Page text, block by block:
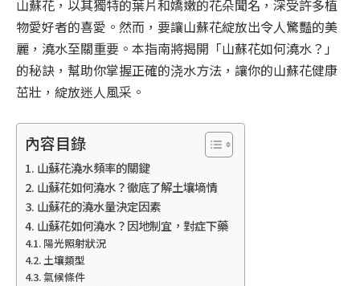
山蘇花，以其獨特的葉片和嬌嫩的花朵聞名，深受許多植
物愛好者的喜愛。然而，要讓山蘇花綻放出令人驚豔的美
麗，澆水至關重要。本指南將揭開「山蘇花如何澆水？」
的秘訣，幫助你掌握正確的浇水方法，讓你的山蘇花健康
茁壯，綻放迷人風采。
內容目錄
山蘇花澆水頻率的關鍵
山蘇花如何澆水？徹底了解土壤墒情
山蘇花的澆水量決定因素
山蘇花如何澆水？因地制宜，對症下藥
陽光照射狀況
土壤類型
氣候條件